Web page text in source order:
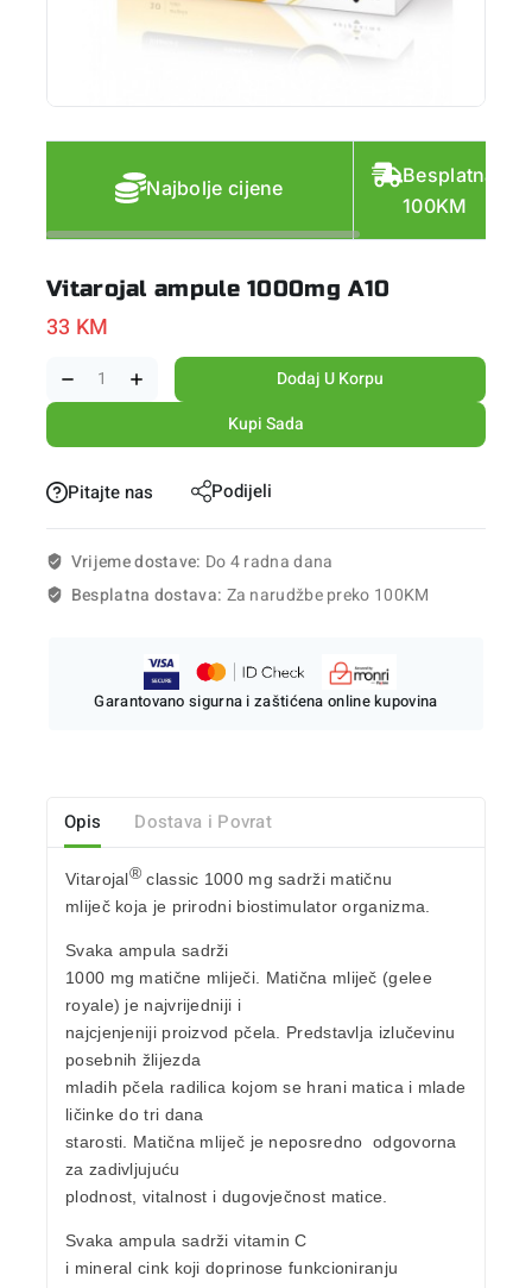
Najbolje cijene
Besplatna
100KM
Vitarojal ampule 1000mg A10
33 KM
Dodaj U Korpu
Kupi Sada
Pitajte nas Podijeli
Vrijeme dostave: Do 4 radna dana
Besplatna dostava: Za narudžbe preko 100KM
Garantovano sigurna i zaštićena online kupovina
Opis Dostava i Povrat
Vitarojal® classic 1000 mg sadrži matičnu
mliječ koja je prirodni biostimulator organizma.
Svaka ampula sadrži
1000 mg matične mliječi. Matična mliječ (gelee
royale) je najvrijedniji i
najcjenjeniji proizvod pčela. Predstavlja izlučevinu
posebnih žlijezda
mladih pčela radilica kojom se hrani matica i mlade
ličinke do tri dana
starosti. Matična mliječ je neposredno odgovorna
za zadivljujuću
plodnost, vitalnost i dugovječnost matice.
Svaka ampula sadrži vitamin C
i mineral cink koji doprinose funkcioniranju